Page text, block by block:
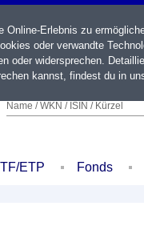
Name / WKN / ISIN / Kürzel
ETP Fonds
Erlebnis zu
oder verwandte
oder widersprechen.
kannst, findest du in